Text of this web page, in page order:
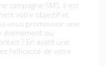
campagne SMS, il est
votre objectif et
vous promouvoir une
événement ou
? En ayant une
l'efficacité de votre